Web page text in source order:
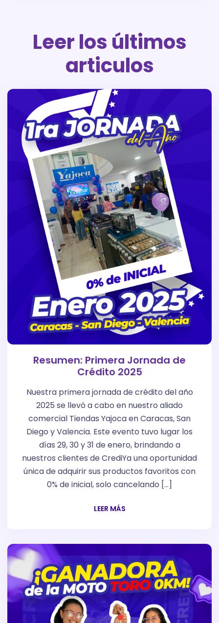
Leer los últimos
articulos
Resumen: Primera Jornada de
Crédito 2025
Nuestra primera jornada de crédito del año
2025 se llevó a cabo en nuestro aliado
comercial Tiendas Yajoca en Caracas, San
Diego y Valencia. Este evento tuvo lugar los
días 29, 30 y 31 de enero, brindando a
nuestros clientes de CrediYa una oportunidad
única de adquirir sus productos favoritos con
0% de inicial, solo cancelando […]
LEER MÁS